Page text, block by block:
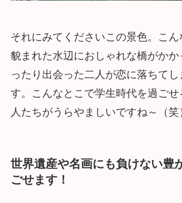
それにみてくださいこの景色。こん
貌まれた水辺におしゃれな橋がか
ったり出会った二人が恋に落ちて
す。こんなとこで学生時代を過ご
人たちがうらやましいですね～（笑
世界遺産や名画にも負けない豊
ごせます！